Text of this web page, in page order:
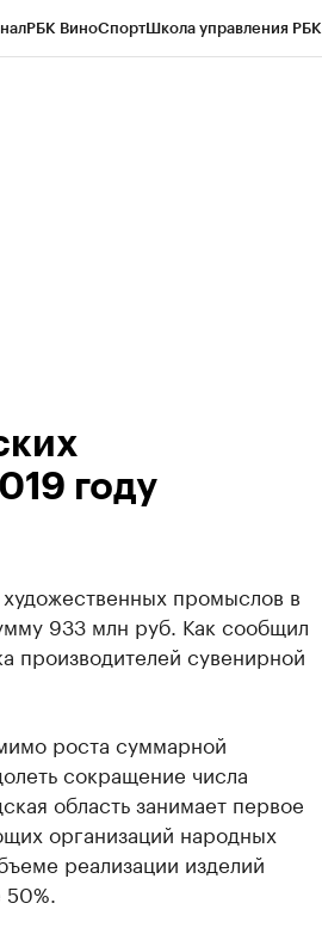
РБК ВиноСпортШкола управления РБК
году
промыслов в
933 млн руб. Как сообщил
производителей сувенирной
роста суммарной
сокращение числа
область занимает первое
организаций народных
реализации изделий